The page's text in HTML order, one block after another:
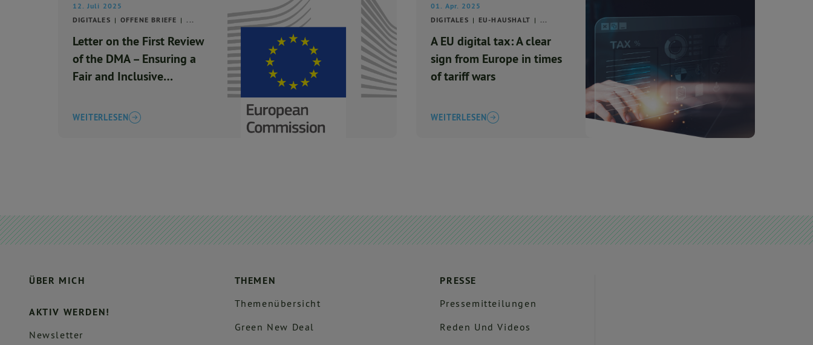
12. Juli 2025
DIGITALES
OFFENE BRIEFE ...
Letter on the First Review
of the DMA – Ensuring a
Fair and Inclusive
WEITERLESEN
01. Apr. 2025
DIGITALES
EU-HAUSHALT ...
A EU digital tax: A clear
sign from Europe in times
of tariff wars
WEITERLESEN
ÜBER MICH
AKTIV WERDEN!
Newsletter
THEMEN
Themenübersicht
Green New Deal
PRESSE
Pressemitteilungen
Reden Und Videos